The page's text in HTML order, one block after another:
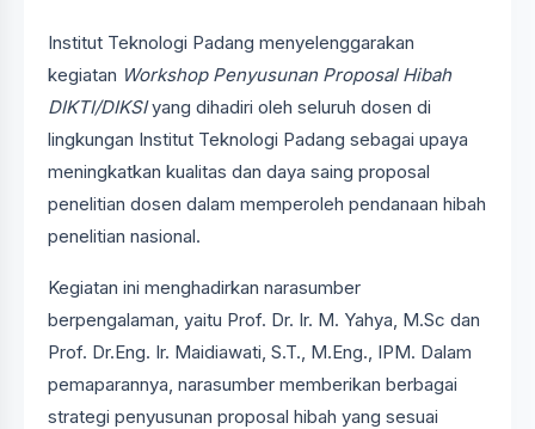
Institut Teknologi Padang menyelenggarakan
kegiatan Workshop Penyusunan Proposal Hibah
DIKTI/DIKSIyang dihadiri oleh seluruh dosen di
lingkungan Institut Teknologi Padang sebagai upaya
meningkatkan kualitas dan daya saing proposal
penelitian dosen dalam memperoleh pendanaan hibah
penelitian nasional.
Kegiatan ini menghadirkan narasumber
berpengalaman, yaitu Prof. Dr. Ir. M. Yahya, M.Sc dan
Prof. Dr.Eng. Ir. Maidiawati, S.T., M.Eng., IPM. Dalam
pemaparannya, narasumber memberikan berbagai
strategi penyusunan proposal hibah yang sesuai